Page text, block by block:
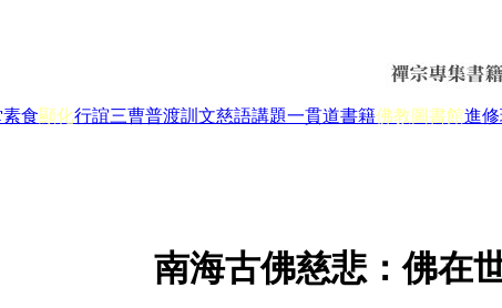
素食顯化行誼三曹普渡訓文慈語講題一貫道書籍佛教圖書館進
南海古佛慈悲：佛在